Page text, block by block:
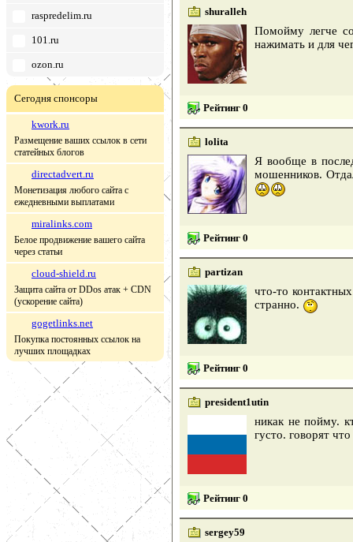
raspredelim.ru
101.ru
ozon.ru
Сегодня спонсоры
kwork.ru
Размещение ваших ссылок в сети
статейных блогов
directadvert.ru
Монетизация любого сайта с
ежедневными выплатами
miralinks.com
Белое продвижение вашего сайта
через статьи
cloud-shield.ru
Защита сайта от DDos атак + CDN
(ускорение сайта)
gogetlinks.net
Покупка постоянных ссылок на
лучших площадках
shuralleh
Помойму легче
нажимать и для
Рейтинг 0
lolita
Я вообще в
мошенников.
Рейтинг 0
partizan
что-то
странно.
Рейтинг 0
president1utin
никак не пойму.
густо. говорят
Рейтинг 0
sergey59